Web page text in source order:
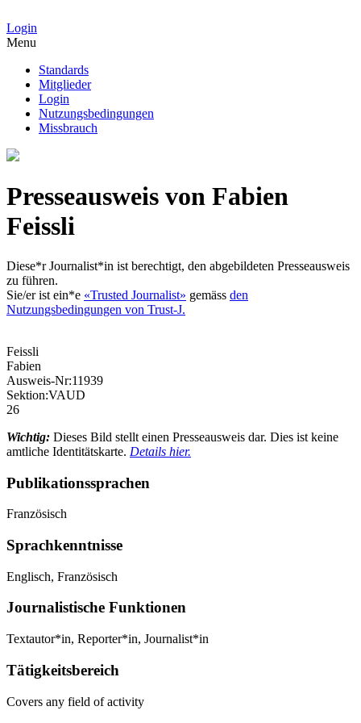
Login
Menu
Standards
Mitglieder
Login
Nutzungsbedingungen
Missbrauch
Presseausweis von Fabien
Feissli
Diese*r Journalist*in ist berechtigt, den abgebildeten Presseausweis
zu führen.
Sie/er ist ein*e «Trusted Journalist» gemäss den
Nutzungsbedingungen von Trust-J.
Feissli
Fabien
Ausweis-Nr:11939
Sektion:VAUD
26
Wichtig: Dieses Bild stellt einen Presseausweis dar. Dies ist keine
amtliche Identitätskarte. Details hier.
Publikationssprachen
Französisch
Sprachkenntnisse
Englisch, Französisch
Journalistische Funktionen
Textautor*in, Reporter*in, Journalist*in
Tätigkeitsbereich
Covers any field of activity